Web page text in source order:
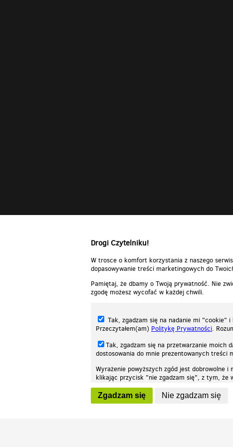
Drogi Czytelniku!
W trosce o komfort korzystania z naszego
dopasowywanie treści marketingowych do
Pamiętaj, że dbamy o Twoją prywatność. Nie
zgodę możesz wycofać w każdej chwili.
Tak, zgadzam się na nadanie mi "cookie"
Przeczytałem(am) Politykę Prywatności.
Tak, zgadzam się na przetwarzanie moich
dostosowania do mnie prezentowanych treści
Wyrażenie powyższych zgód jest dobrowolne
klikając przycisk "nie zgadzam się", z tym, że
wycofaniem.
Zgadzam się
Nie zgadzam się